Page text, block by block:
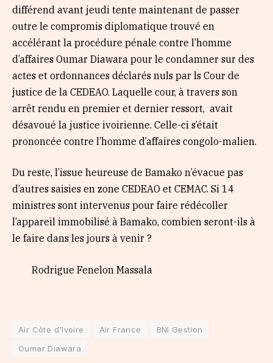
différend avant jeudi tente maintenant de passer
outre le compromis diplomatique trouvé en
accélérant la procédure pénale contre l’homme
d’affaires Oumar Diawara pour le condamner sur des
actes et ordonnances déclarés nuls par ls Cour de
justice de la CEDEAO. Laquelle cour, à travers son
arrêt rendu en premier et dernier ressort, avait
désavoué la justice ivoirienne. Celle-ci s’était
prononcée contre l’homme d’affaires congolo-malien.
Du reste, l’issue heureuse de Bamako n’évacue pas
d’autres saisies en zone CEDEAO et CEMAC. Si 14
ministres sont intervenus pour faire rédécoller
l’appareil immobilisé à Bamako, combien seront-ils à
le faire dans les jours à venir ?
Rodrigue Fenelon Massala
Air Côte d'Ivoire Air France
BNI Gestion
Oumar Diawara